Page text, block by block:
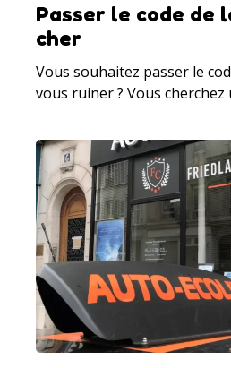
Passer le code de
cher
Vous souhaitez passer le
vous ruiner ? Vous cherchez